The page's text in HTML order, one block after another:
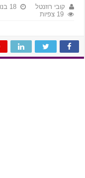
קובי רוזנטל 18 בנובמבר 2019
19 צפיות